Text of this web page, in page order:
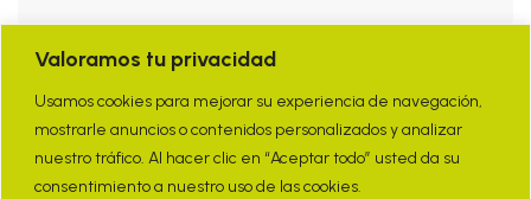
Valoramos tu privacidad
Usamos cookies para mejorar su experiencia de navegación,
mostrarle anuncios o contenidos personalizados y analizar
nuestro tráfico. Al hacer clic en “Aceptar todo” usted da su
consentimiento a nuestro uso de las cookies.